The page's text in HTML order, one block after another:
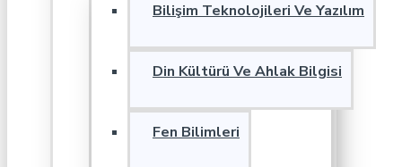
Bilişim Teknolojileri Ve Yazılım
Din Kültürü Ve Ahlak Bilgisi
Fen Bilimleri